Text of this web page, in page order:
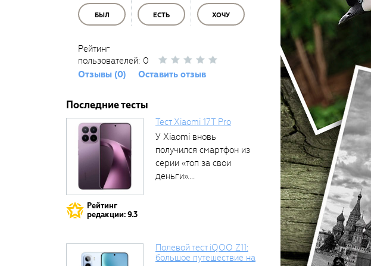
БЫЛ ЕСТЬ ХОЧУ
Рейтинг
пользователей: 0
Отзывы (0)
Оставить отзыв
Последние тесты
Рейтинг
редакции: 9.3
Тест Xiaomi 17T Pro
У Xiaomi вновь
получился смартфон из
серии «топ за свои
деньги»....
Полевой тест iQOO Z11:
большое путешествие на